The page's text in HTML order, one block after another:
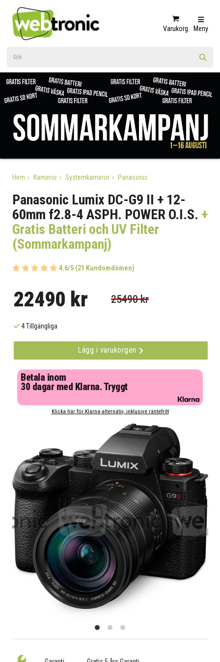
Varukorg Meny
Hem Kameror Systemkameror Panasonic
Panasonic Lumix DC-G9 II + 12-
60mm f2.8-4 ASPH. POWER O.I.S. +
Gratis Batteri och UV Filter
(Sommarkampanj)
4.6/5 (21 Kundomdömen)
22490 kr 25490 kr
4 Tillgängliga
Lägg i varukorgen
Betala inom
30 dagar med Klarna. Tryggt
Klicka här för Klarna-alternativ, inklusive räntefritt